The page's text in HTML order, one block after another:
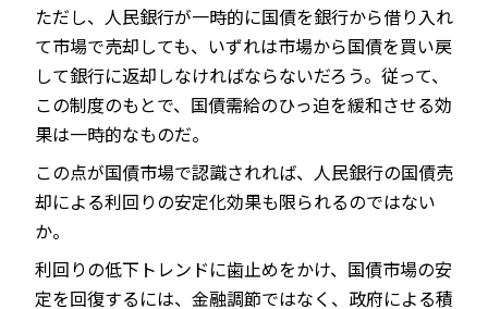
ただし、人民銀行が一時的に国債を銀行から借り入れ
て市場で売却しても、いずれは市場から国債を買い戻
して銀行に返却しなければならないだろう。従って、
この制度のもとで、国債需給のひっ迫を緩和させる効
果は一時的なものだ。
この点が国債市場で認識されれば、人民銀行の国債売
却による利回りの安定化効果も限られるのではない
か。
利回りの低下トレンドに歯止めをかけ、国債市場の安
定を回復するには、金融調節ではなく、政府による積